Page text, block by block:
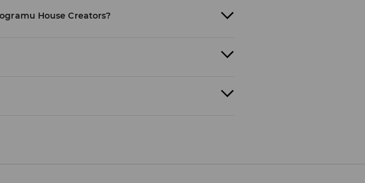
House Creators?